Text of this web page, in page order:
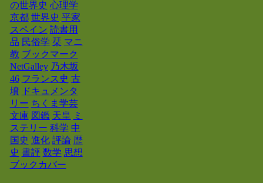
の世界史 心理学
京都 世界史 平家
スペイン 読書用
品 民俗学 栞 マニ
教 ブックマーク
NetGalley 乃木坂
46 フランス史 古
墳 ドキュメンタ
リー ちくま学芸
文庫 図鑑 天皇 ミ
ステリー 科学 中
国史 進化 評論 歴
史 書評 数学 思想
ブックカバー